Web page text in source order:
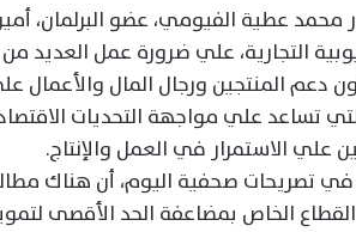
محمد عطية الفيومي، عضو البرلمان،
التجارية، علي ضرورة عمل العديد من
دعم المنتجين ورجال المال والأعمال
تساعد علي مواجهة التحديات
علي الاستمرار في العمل والإنتاج.
تصريحات صحفية اليوم، أن هناك
الخاص بمضاعفة الحد الأقصى